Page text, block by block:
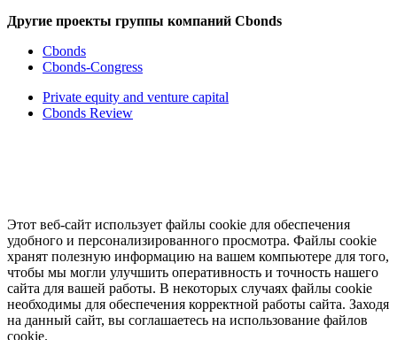
Другие проекты группы компаний Cbonds
Cbonds
Cbonds-Congress
Private equity and venture capital
Cbonds Review
Этот веб-сайт использует файлы cookie для обеспечения
удобного и персонализированного просмотра. Файлы cookie
хранят полезную информацию на вашем компьютере для того,
чтобы мы могли улучшить оперативность и точность нашего
сайта для вашей работы. В некоторых случаях файлы cookie
необходимы для обеспечения корректной работы сайта. Заходя
на данный сайт, вы соглашаетесь на использование файлов
cookie.